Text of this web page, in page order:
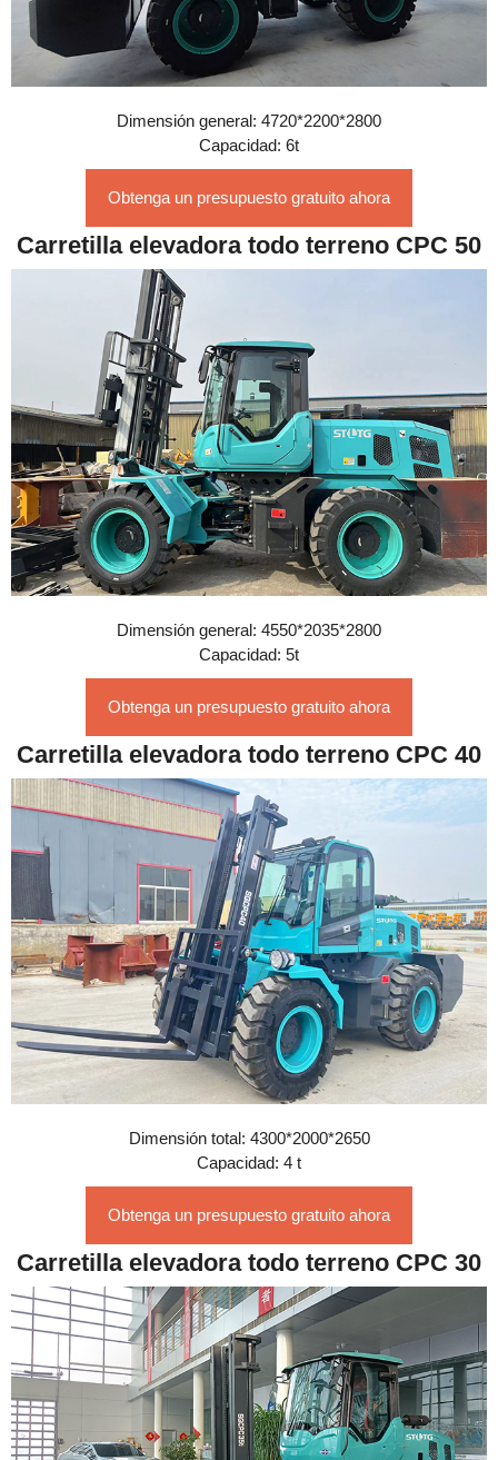
Dimensión general: 4720*2200*2800
Capacidad: 6t
Obtenga un presupuesto gratuito ahora
Carretilla elevadora todo terreno CPC 50
Dimensión general: 4550*2035*2800
Capacidad: 5t
Obtenga un presupuesto gratuito ahora
Carretilla elevadora todo terreno CPC 40
Dimensión total: 4300*2000*2650
Capacidad: 4 t
Obtenga un presupuesto gratuito ahora
Carretilla elevadora todo terreno CPC 30